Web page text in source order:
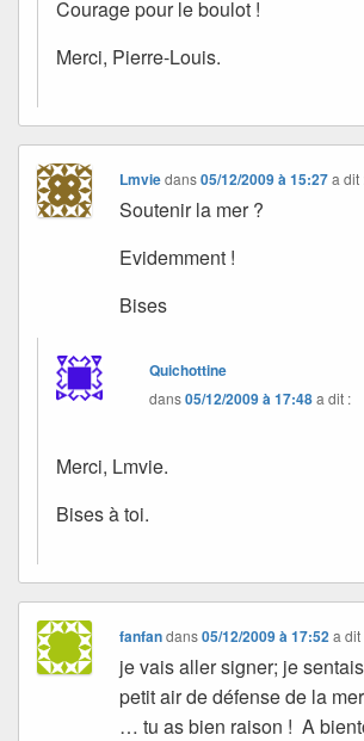
Courage pour le boulot !
Merci, Pierre-Louis.
Lmviedans05/12/2009 à 15:27 a dit
Soutenir la mer ?
Evidemment !
Bises
Quichottine
dans05/12/2009 à 17:48a dit :
Merci, Lmvie.
Bises à toi.
fanfandans05/12/2009 à 17:52 a dit
je vais aller signer; je
petit air de défense de la
… tu as bien raison ! A